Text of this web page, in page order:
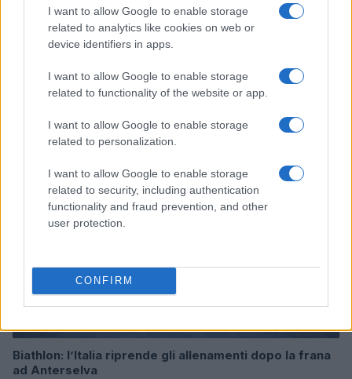
I want to allow Google to enable storage
related to analytics like cookies on web or
device identifiers in apps.
I want to allow Google to enable storage
related to functionality of the website or app.
I want to allow Google to enable storage
related to personalization.
I want to allow Google to enable storage
related to security, including authentication
functionality and fraud prevention, and other
user protection.
CONFIRM
Continua a leggere
BIATHLON
Biathlon: l’Italia riprende gli allenamenti dopo la frana
ad Anterselva